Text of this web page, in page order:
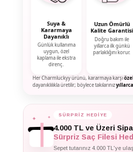
Suya &
Kararmaya
Dayanıklı
Günlük kullanıma
uygun, özel
kaplama ile ekstra
direnç.
Uzun Ömürlü
Kalite Garantisi
Doğru bakım ile
yıllarca ilk günkü
parlaklığını korur.
Her Charmluckyy ürünü, kararmaya karşı
dayanıklılıkla üretilir; böylece takılarınız
✦ SÜRPRİZ HEDİYE
4.000 TL ve Üzeri
Sürpriz Saç Filesi
Sepet tutarınız 4.000 TL'ye